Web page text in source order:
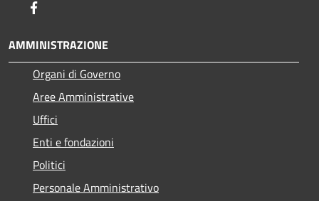
AMMINISTRAZIONE
Organi di Governo
Aree Amministrative
Uffici
Enti e fondazioni
Politici
Personale Amministrativo